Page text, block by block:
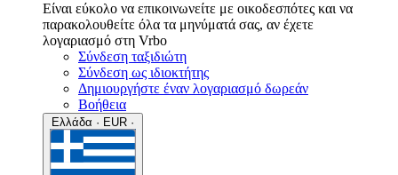
Είναι εύκολο να επικοινωνείτε με οικοδεσπότες και να
παρακολουθείτε όλα τα μηνύματά σας, αν έχετε
λογαριασμό στη Vrbo
Σύνδεση ταξιδιώτη
Σύνδεση ως ιδιοκτήτης
Δημιουργήστε έναν λογαριασμό δωρεάν
Βοήθεια